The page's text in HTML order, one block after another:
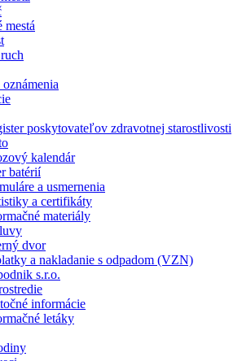
mestá
poskytovateľov zdravotnej starostlivosti
kalendár
batérií
a usmernenia
a certifikáty
materiály
dvor
a nakladanie s odpadom (VZN)
s.r.o.
informácie
letáky